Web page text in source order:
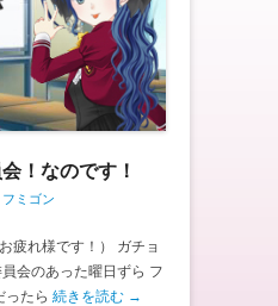
！なのです！
フミゴン
疲れ様です！） ガチョ
会のあった曜日ずら フ
ったら 続きを読む →